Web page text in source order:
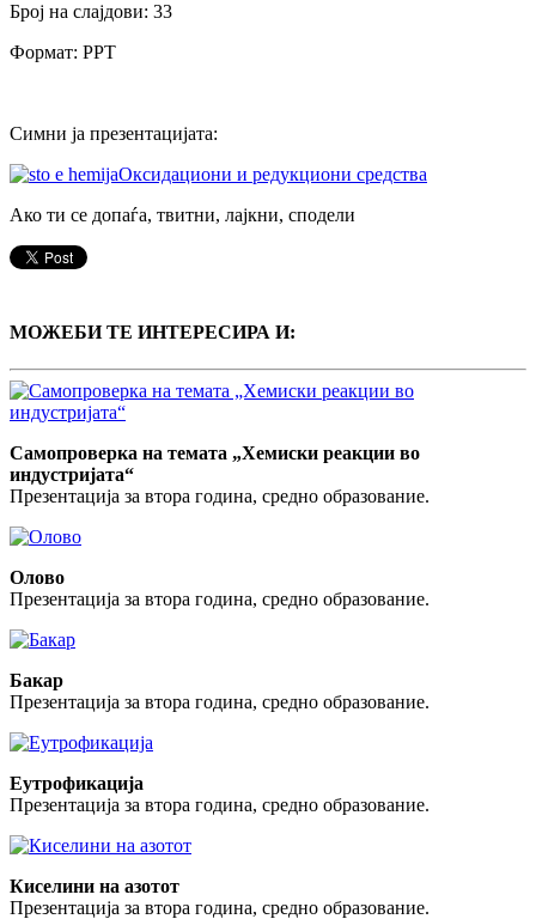
Број на слајдови: 33
Формат: PPT
Симни ја презентацијата:
Оксидациони и редукциони средства
Ако ти се допаѓа, твитни, лајкни, сподели
МОЖЕБИ ТЕ ИНТЕРЕСИРА И:
Самопроверка на темата „Хемиски реакции во
индустријата“
Презентација за втора година, средно образование.
Олово
Презентација за втора година, средно образование.
Бакар
Презентација за втора година, средно образование.
Еутрофикација
Презентација за втора година, средно образование.
Киселини на азотот
Презентација за втора година, средно образование.